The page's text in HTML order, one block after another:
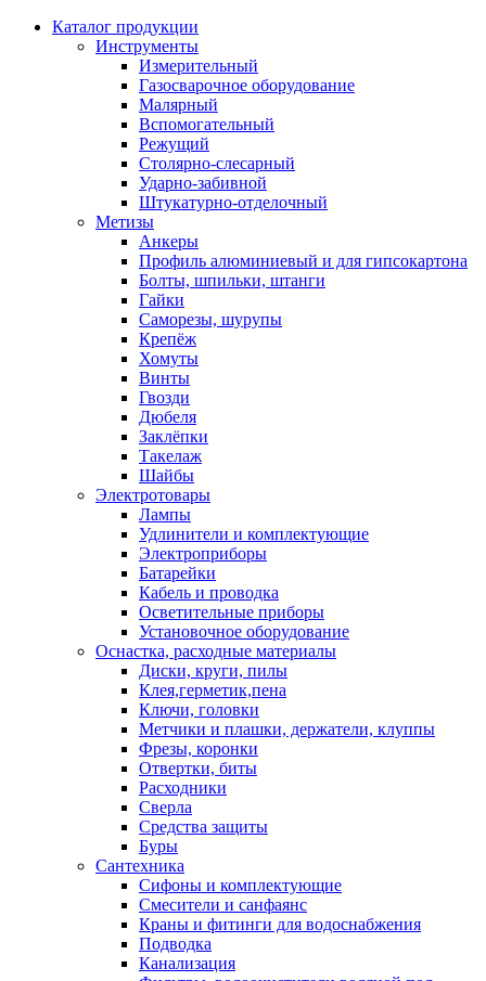
Каталог продукции
Инструменты
Измерительный
Газосварочное оборудование
Малярный
Вспомогательный
Режущий
Столярно-слесарный
Ударно-забивной
Штукатурно-отделочный
Метизы
Анкеры
Профиль алюминиевый и для гипсокартона
Болты, шпильки, штанги
Гайки
Саморезы, шурупы
Крепёж
Хомуты
Винты
Гвозди
Дюбеля
Заклёпки
Такелаж
Шайбы
Электротовары
Лампы
Удлинители и комплектующие
Электроприборы
Батарейки
Кабель и проводка
Осветительные приборы
Установочное оборудование
Оснастка, расходные материалы
Диски, круги, пилы
Клея,герметик,пена
Ключи, головки
Метчики и плашки, держатели, клуппы
Фрезы, коронки
Отвертки, биты
Расходники
Сверла
Средства защиты
Буры
Сантехника
Сифоны и комплектующие
Смесители и санфаянс
Краны и фитинги для водоснабжения
Подводка
Канализация